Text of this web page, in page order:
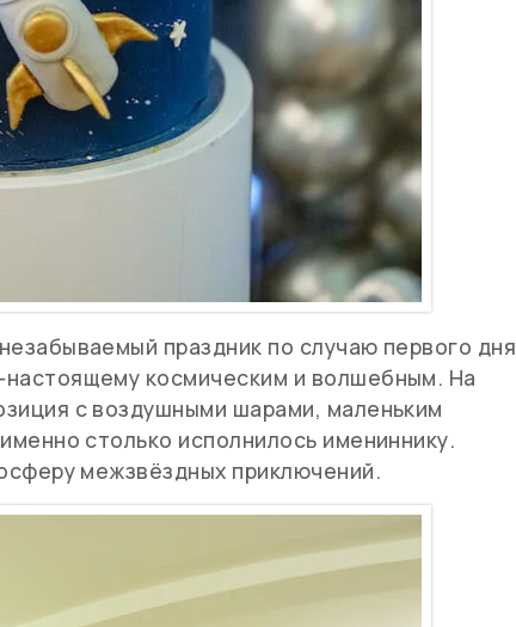
праздник по случаю первого дня
космическим и волшебным. На
с воздушными шарами, маленьким
столько исполнилось имениннику.
межзвёздных приключений.